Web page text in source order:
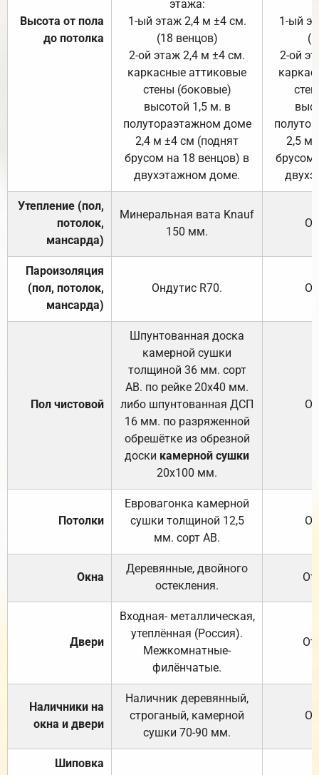
Высота от пола
до потолка
этажа:
1-ый этаж 2,4 м ±4 см.
(18 венцов)
2-ой этаж 2,4 м ±4 см.
каркасные аттиковые
стены (боковые)
высотой 1,5 м. в
полутораэтажном доме
2,4 м ±4 см (поднят
брусом на 18 венцов) в
двухэтажном доме.
1-ый
2-ой
2,5 м
брусом
Утепление (пол,
потолок,
мансарда)
Минеральная вата Knauf
150 мм.
Пароизоляция
(пол, потолок,
мансарда)
Ондутис R70.
Пол чистовой
Шпунтованная доска
камерной сушки
толщиной 36 мм. сорт
АВ. по рейке 20х40 мм.
либо шпунтованная ДСП
16 мм. по разряженной
обрешётке из обрезной
доски камерной сушки
20х100 мм.
Потолки
Евровагонка камерной
сушки толщиной 12,5
мм. сорт АВ.
Окна
Деревянные, двойного
остекления.
Двери
Входная- металлическая,
утеплённая (Россия).
Межкомнатные-
филёнчатые.
Наличники на
окна и двери
Наличник деревянный,
строганый, камерной
сушки 70-90 мм.
Шиповка